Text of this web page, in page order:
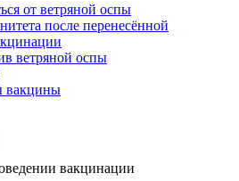
от ветряной оспы
после перенесённой
ветряной оспы
вакцины